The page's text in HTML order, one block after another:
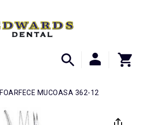
FOARFECE MUCOASA 362-12